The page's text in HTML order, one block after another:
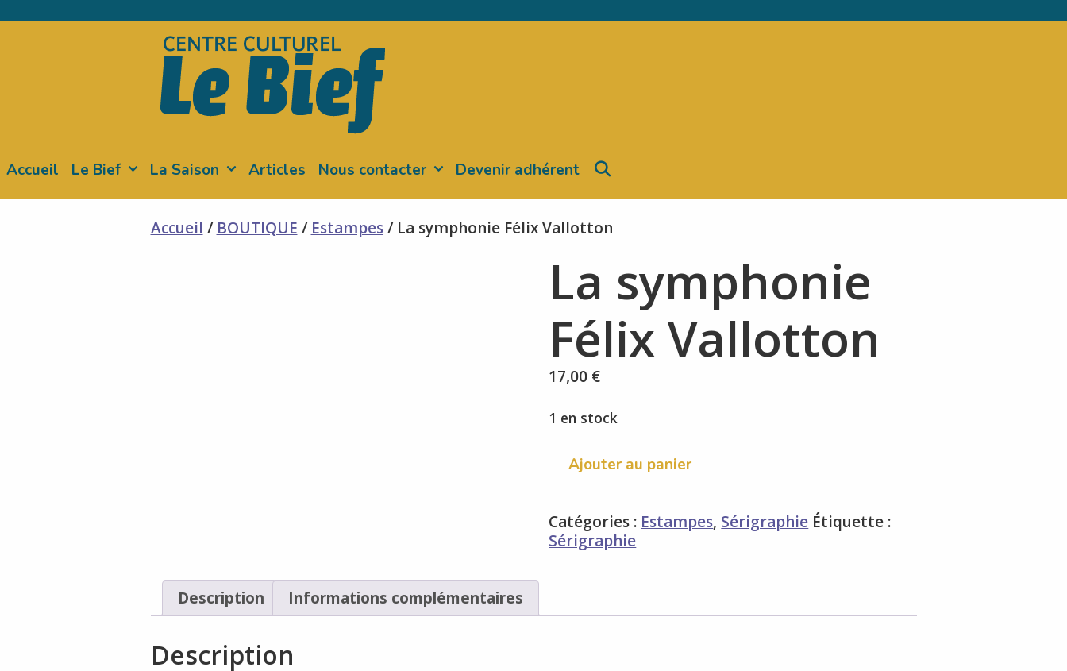
to
Accueil Le Bief La Saison Articles Nous contacter Devenir adhérent
Accueil / BOUTIQUE / Estampes/ La symphonie Félix Vallotton
La symphonie
Félix Vallotton
17,00 €
1 en stock
quantité
symphonie
Félix
Vallotton
Ajouter au panier
Catégories : Estampes, Sérigraphie Étiquette :
Sérigraphie
Description Informations complémentaires
Description